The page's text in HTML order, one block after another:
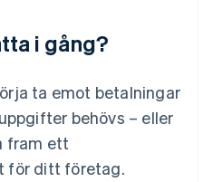
i gång?
ta emot betalningar
behövs – eller
fram ett
för ditt företag.